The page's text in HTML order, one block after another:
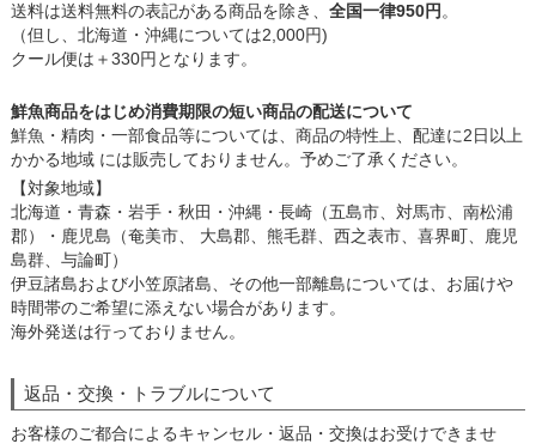
送料は送料無料の表記がある商品を除き、 全国一律950円 。
（但し、北海道・沖縄については2,000円)
クール便は＋330円となります。
鮮魚商品をはじめ消費期限の短い商品の配送について
鮮魚・精肉・一部食品等については、商品の特性上、配達に2日以上
かかる地域 には販売しておりません。予めご了承ください。
【対象地域】
北海道・青森・岩手・秋田・沖縄・長崎（五島市、対馬市、南松浦
郡）・鹿児島（奄美市、 大島郡、熊毛群、西之表市、喜界町、鹿児
島群、与論町）
伊豆諸島および小笠原諸島、その他一部離島については、お届けや
時間帯のご希望に添えない場合があります。
海外発送は行っておりません。
返品・交換・トラブルについて
お客様のご都合によるキャンセル・返品・交換はお受けできませ